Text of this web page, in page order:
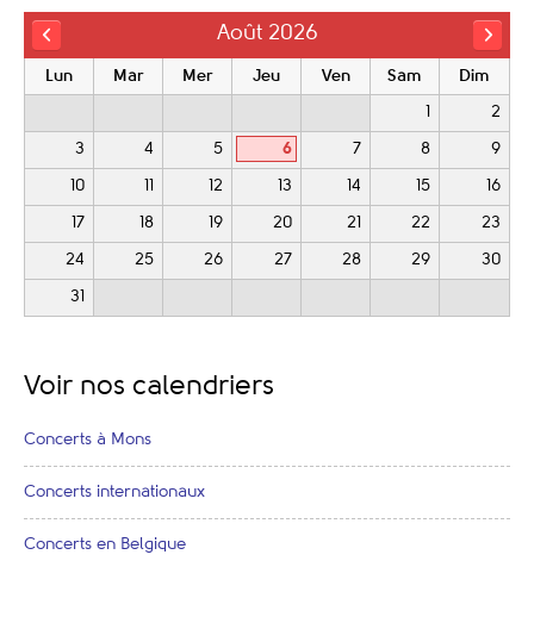
Août 2026
Lun Mar Mer Jeu Ven Sam Dim
2
3 4 5 6 7 8 9
10 12 13 14 15 16
17 18 19 20 21 22 23
24 25 26 27 28 29 30
31
Voir nos calendriers
Concerts à Mons
Concerts internationaux
Concerts en Belgique